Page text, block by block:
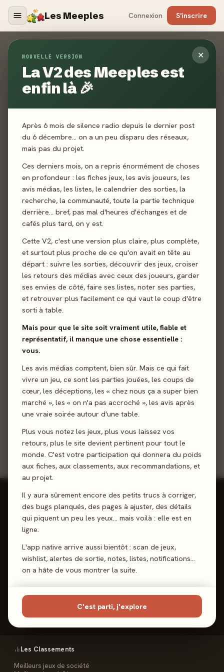
Les Meeples Connexion S'inscrire
✕
NOUVELLE VERSION
La V2 des Meeples est
enfin là 🎉
Après 6 mois de silence radio depuis le dernier post
du 6 décembre… on a un peu disparu des réseaux,
mais pas du projet.
Ces derniers mois, on a repris énormément de choses
en profondeur : les fiches jeux, les avis joueurs, les
avis médias, les listes, le calendrier des sorties, la
recherche, la communauté, toute la partie technique
derrière… bref, pas mal d'heures d'échanges et de
cafés plus tard, on y est.
Cette V2, c'est une version plus claire, plus complète,
et surtout plus proche de ce qu'on avait en tête au
départ : suivre les sorties, découvrir des jeux, croiser
les retours des médias avec ceux des joueurs, garder
ses envies de côté, faire ses listes, noter ses parties,
et retrouver plus facilement ce qui vaut le coup d'être
sorti à table.
Mais pour que le site soit vraiment utile, fiable et
représentatif, il manque une chose essentielle :
vous.
Les avis médias comptent, bien sûr. Mais ce qui fait
vivre un jeu, ce sont les parties jouées, les coups de
cœur, les déceptions, les « chez nous ça a super bien
marché », les « on n'a pas accroché », les avis après
une vraie soirée autour d'une table.
Plus vous notez les jeux, plus vous laissez vos
retours, plus le site devient pertinent pour tout le
monde. C'est votre participation qui donnera du poids
aux fiches, aux classements, aux recommandations, et
au projet.
Il y aura sûrement encore des petits trucs à corriger,
des bugs planqués, des pages à ajuster, des détails
qui piquent un peu les yeux… mais voilà : elle est en
ligne.
L'app native arrive aussi bientôt : scan de jeux,
wishlist, alertes de sortie, notes, listes, notifications…
on a hâte de vous montrer la suite.
C'est parti, j'explore
Contact
ACCUEIL CONTACT
toute autre demande ? Envoyez-nous un mail, nous vous
répondrons dans les plus brefs délais.
Envoyer
Reviews, Avis & Tendances
Jeux de Société
Les Meeples
Contact
FAQ
Les Classements
Meilleurs jeux de société